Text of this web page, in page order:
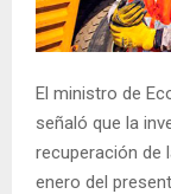
El ministro de
señaló que la
recuperación de
enero del